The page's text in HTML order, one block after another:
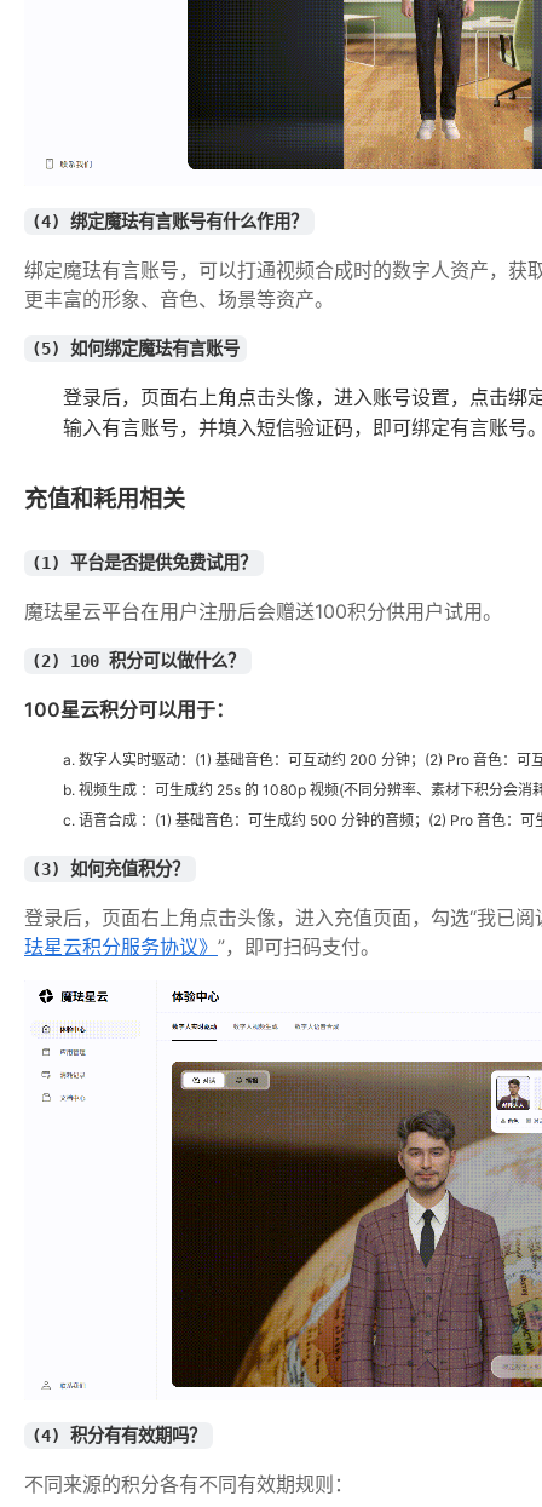
(4) 绑定魔珐有言账号有什么作用？
绑定魔珐有言账号，可以打通视频合成时的数字人资产，获
更丰富的形象、音色、场景等资产。
(5) 如何绑定魔珐有言账号
登录后，页面右上角点击头像，进入账号设置，点击绑
输入有言账号，并填入短信验证码，即可绑定有言账号
充值和耗用相关
(1) 平台是否提供免费试用？
魔珐星云平台在用户注册后会赠送100积分供用户试用。
(2) 100 积分可以做什么？
100星云积分可以用于：
a. 数字人实时驱动：(1) 基础音色：可互动约 200 分钟；(2) Pro 音色：可
b. 视频生成 ：可生成约 25s 的 1080p 视频(不同分辨率、素材下积分会消
c. 语音合成 ：(1) 基础音色：可生成约 500 分钟的音频；(2) Pro 音色：
(3) 如何充值积分？
登录后，页面右上角点击头像，进入充值页面，勾选“我已
珐星云积分服务协议》 ”，即可扫码支付。
(4) 积分有有效期吗？
不同来源的积分各有不同有效期规则：